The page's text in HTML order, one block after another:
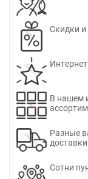
Скидки и
В нашем
Разные
доставки
Сотни